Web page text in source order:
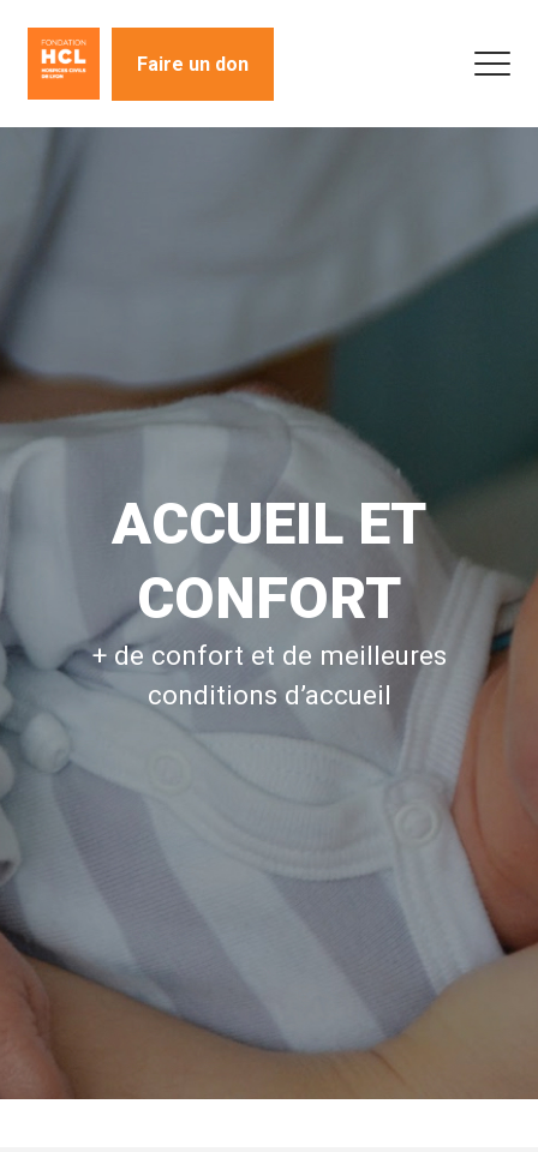
Faire un don
ACCUEIL ET
CONFORT
+ de confort et de meilleures
conditions d’accueil